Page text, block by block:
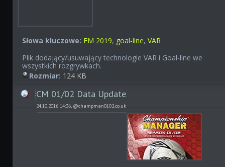
Słowa kluczowe: FM 2019, goal-line,VAR
Plik dodający/usuwający technologie VAR i Goal-line we
wszystkich rozgrywkach.
Rozmiar: 124 KB
CM 01/02 Data Update
24.10.2016 14:36, @champman0102.co.uk